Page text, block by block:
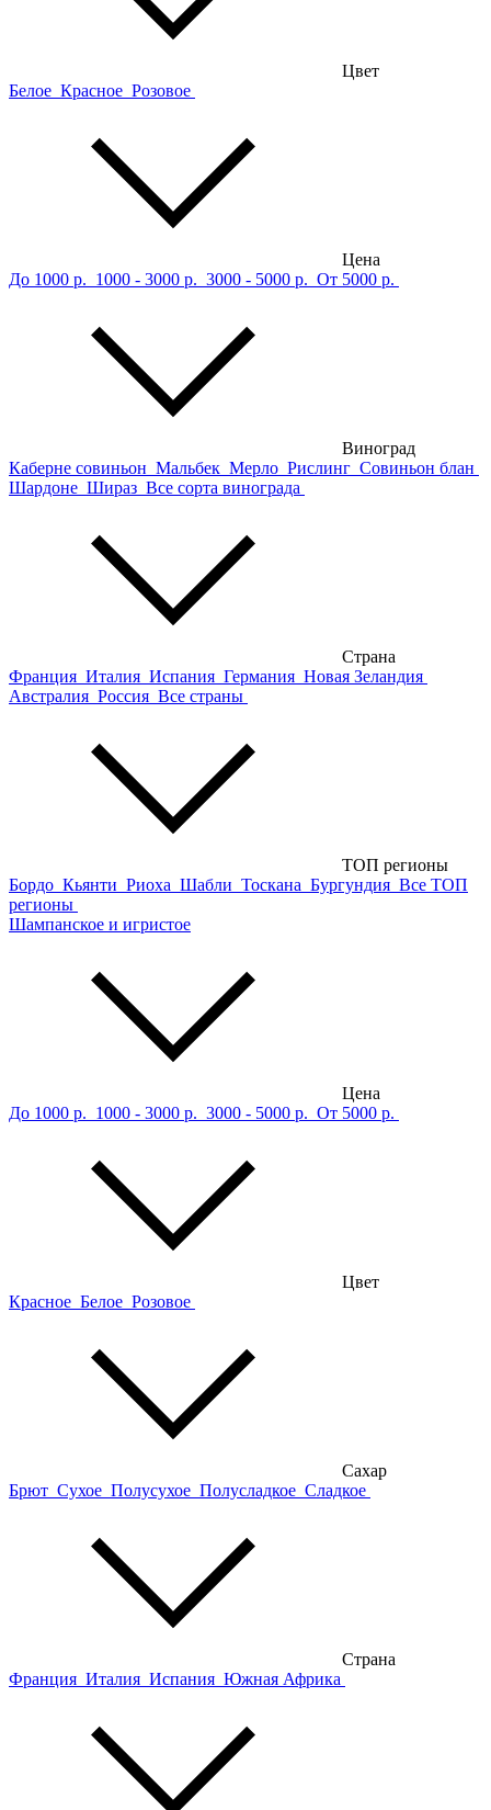
Цвет
Белое Красное Розовое
Цена
До 1000 р. 1000 - 3000 р. 3000 - 5000 р. От 5000 р.
Виноград
Каберне совиньон Мальбек Мерло Рислинг Совиньон блан
Шардоне Шираз Все сорта винограда
Страна
Франция Италия Испания Германия Новая Зеландия
Австралия Россия Все страны
ТОП регионы
Бордо Кьянти Риоха Шабли Тоскана Бургундия Все ТОП
регионы
Шампанское и игристое
Цена
До 1000 р. 1000 - 3000 р. 3000 - 5000 р. От 5000 р.
Цвет
Красное Белое Розовое
Сахар
Брют Сухое Полусухое Полусладкое Сладкое
Страна
Франция Италия Испания Южная Африка